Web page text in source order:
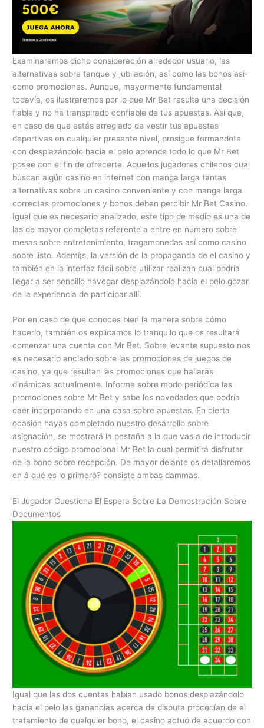
Examinaremos dicho consideración alrededor usuario, las
alternativas sobre tanque y jubilación, así como las bonos así­
como promociones. Aunque, mayormente fundamental
todavía, os ilustraremos por lo que Mr Bet resulta una decisión
fiable y no ha transpirado confiable de tus apuestas. Así que,
en caso de que estás arreglado de vestir tus apuestas
deportivas en cualquier presente nivel, prosigue formandote
con desplazándolo hacia el pelo aprende todo lo que Mr Bet
posee con el fin de ofrecerte. Aquellos jugadores chilenos cual
buscan algún casino en internet con manga larga tantas
alternativas sobre un casino conveniente y con manga larga
correctas promociones y bonos deben percibir Mr Bet Casino.
Igual que es necesario analizado, este tipo de medio es una de
las de mayor completas referente a entre en número sobre
mesas sobre entretenimiento, tragamonedas así­ como casino
sobre listo. Ademí¡s, la versión de la propaganda de el casino y
también en la interfaz fácil sobre utilizar realizan cual podrí­a
llegar a ser sencillo navegar desplazándolo hacia el pelo gozar
de la experiencia de participar allí.
Por en caso de que conoces bien la manera sobre cómo
hacerlo, también os explicamos lo tranquilo que os resultará
comenzar una cuenta con Mr Bet. Sobre levante supuesto nos
es necesario anclado sobre las promociones de juegos de
casino, ya que resultan las promociones que hallarás
dinámicas actualmente. Informe sobre modo periódica las
promociones sobre Mr Bet y sabe los novedades que podría
caer incorporando en una casa sobre apuestas. En cierta
ocasión hayas completado nuestro desarrollo sobre
asignación, se mostrará la pestaña a la que vas a de introducir
nuestro código promocional Mr Bet la cual permitirá disfrutar
de la bono sobre recepción. De mayor delante os detallaremos
en â qué es lo primero? consiste ambas dammas.
El Jugador Cuestiona El Espera Sobre La Demostración Sobre
Documentos
Igual que las dos cuentas habían usado bonos desplazándolo
hacia el pelo las ganancias acerca de disputa procedían de el
tratamiento de cualquier bono, el casino actuó de acuerdo con